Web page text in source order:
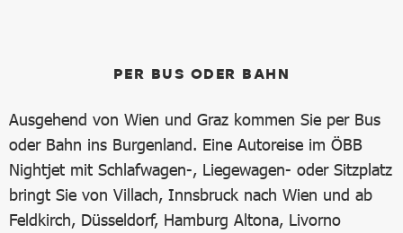
PER BUS ODER BAHN
Ausgehend von Wien und Graz kommen Sie per Bus
oder Bahn ins Burgenland. Eine Autoreise im ÖBB
Nightjet mit Schlafwagen-, Liegewagen- oder Sitzplatz
bringt Sie von Villach, Innsbruck nach Wien und ab
Feldkirch, Düsseldorf, Hamburg Altona, Livorno